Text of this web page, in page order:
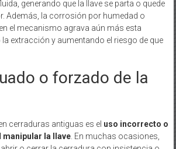
generando que la llave se parta o quede
Además, la corrosión por humedad o
el mecanismo agrava aún más esta
extracción y aumentando el riesgo de que
o forzado de la
cerraduras antiguas es el uso incorrecto o
manipular la llave. En muchas ocasiones,